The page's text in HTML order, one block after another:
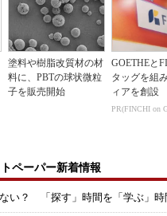
塗料や樹脂改質材の材
料に、PBTの球状微粒
子を販売開始
GOETHEと
タッグを組
ィアを創設
PR(FINCHI on
ペーパー新着情報
い？ 「探す」時間を「学ぶ」時